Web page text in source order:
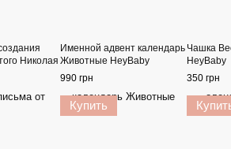
Николая
Именной адвент календарь
Животные HeyBaby
990 грн
Купить
Чашка
HeyBaby
350 грн